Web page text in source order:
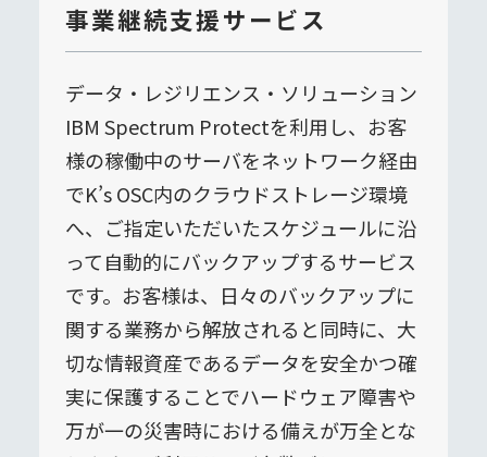
事業継続支援サービス
データ・レジリエンス・ソリューション
IBM Spectrum Protectを利用し、お客
様の稼働中のサーバをネットワーク経由
でK’s OSC内のクラウドストレージ環境
へ、ご指定いただいたスケジュールに沿
って自動的にバックアップするサービス
です。お客様は、日々のバックアップに
関する業務から解放されると同時に、大
切な情報資産であるデータを安全かつ確
実に保護することでハードウェア障害や
万が一の災害時における備えが万全とな